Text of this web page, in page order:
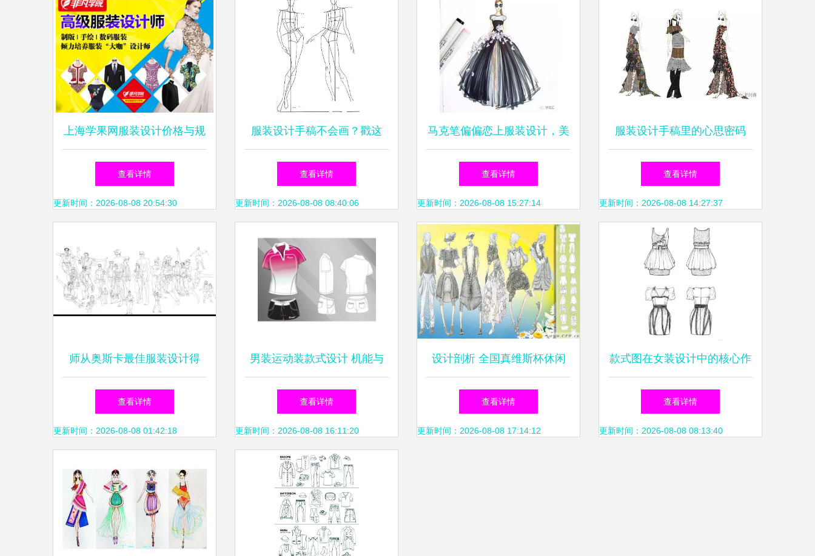
上海学果网服装设计价格与规
格解析 解锁个性化创意的多
彩世界
查看详情
更新时间：2026-08-08 20:54:30
服装设计手稿不会画？戳这
里，掌握设计师必备技能
查看详情
更新时间：2026-08-08 08:40:06
马克笔偏偏恋上服装设计，美
哭了 Holly 服装设计
查看详情
更新时间：2026-08-08 15:27:14
服装设计手稿里的心思密码
那些你没想法的细节
查看详情
更新时间：2026-08-08 14:27:37
师从奥斯卡最佳服装设计得
主，她在做东方美学的戏服服
装设计
查看详情
更新时间：2026-08-08 01:42:18
男装运动装款式设计 机能与
美学的融合
查看详情
更新时间：2026-08-08 16:11:20
设计剖析 全国真维斯杯休闲
装设计大赛的作品构思与创新
实践
查看详情
更新时间：2026-08-08 17:14:12
款式图在女装设计中的核心作
用与表现技法
查看详情
更新时间：2026-08-08 08:13:40